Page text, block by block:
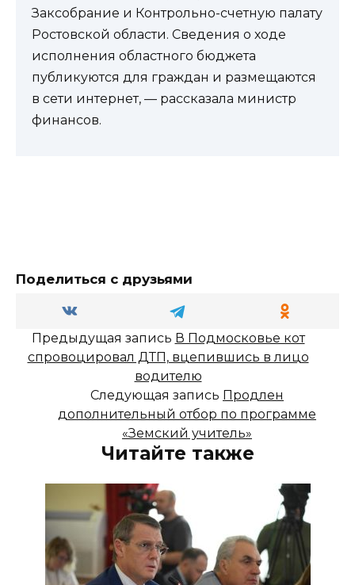
Заксобрание и Контрольно-счетную палату
Ростовской области. Сведения о ходе
исполнения областного бюджета
публикуются для граждан и размещаются
в сети интернет, — рассказала министр
финансов.
Поделиться с друзьями
Предыдущая запись В Подмосковье кот
спровоцировал ДТП, вцепившись в лицо
водителю
Следующая запись Продлен
дополнительный отбор по программе
«Земский учитель»
Читайте также